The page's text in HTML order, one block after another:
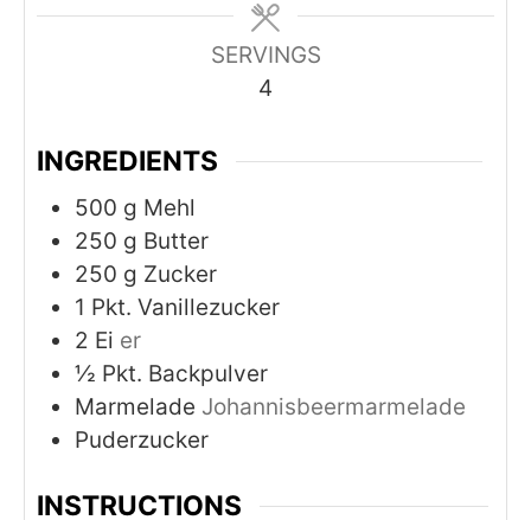
SERVINGS
4
INGREDIENTS
500 g Mehl
250 g Butter
250 g Zucker
1 Pkt. Vanillezucker
2 Ei er
½ Pkt. Backpulver
Marmelade Johannisbeermarmelade
Puderzucker
INSTRUCTIONS